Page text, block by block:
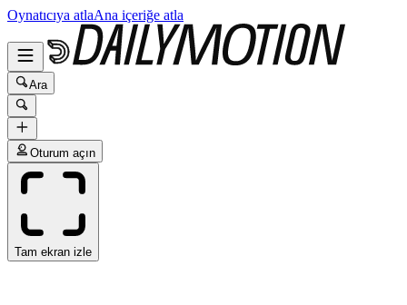
Oynatıcıya atlaAna içeriğe atla
Ara
Oturum açın
Tam ekran izle